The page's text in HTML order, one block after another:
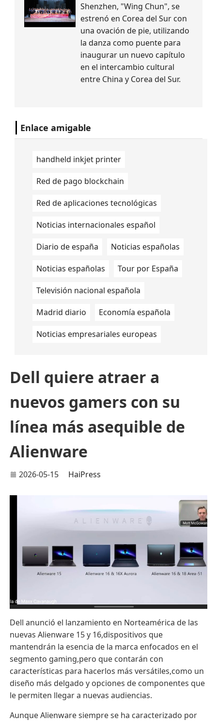
Shenzhen, "Wing Chun", se
estrenó en Corea del Sur con
una ovación de pie, utilizando
la danza como puente para
inaugurar un nuevo capítulo
en el intercambio cultural
entre China y Corea del Sur.
Enlace amigable
handheld inkjet printer
Red de pago blockchain
Red de aplicaciones tecnológicas
Noticias internacionales español
Diario de españa Noticias españolas
Noticias españolas Tour por España
Televisión nacional española
Madrid diario Economía española
Noticias empresariales europeas
Dell quiere atraer a
nuevos gamers con su
línea más asequible de
Alienware
2026-05-15 HaiPress
Dell anunció el lanzamiento en Norteamérica de las
nuevas Alienware 15 y 16,dispositivos que
mantendrán la esencia de la marca enfocados en el
segmento gaming,pero que contarán con
características para hacerlos más versátiles,como un
diseño más delgado y opciones de componentes que
le permiten llegar a nuevas audiencias.
Aunque Alienware siempre se ha caracterizado por